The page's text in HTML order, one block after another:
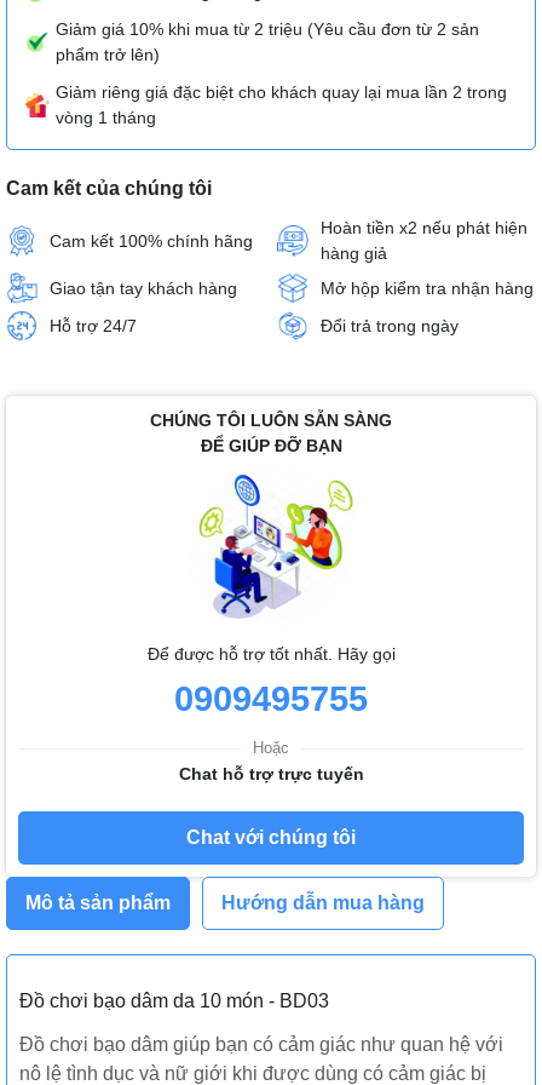
Giảm giá 10% khi mua từ 2 triệu (Yêu cầu đơn từ 2 sản
phẩm trở lên)
Giảm riêng giá đặc biệt cho khách quay lại mua lần 2 trong
vòng 1 tháng
Cam kết của chúng tôi
Cam kết 100% chính hãng
Hoàn tiền x2 nếu phát hiện
hàng giả
Giao tận tay khách hàng
Mở hộp kiểm tra nhận hàng
Hỗ trợ 24/7
Đổi trả trong ngày
CHÚNG TÔI LUÔN SẴN SÀNG
ĐỂ GIÚP ĐỠ BẠN
Để được hỗ trợ tốt nhất. Hãy gọi
0909495755
Hoặc
Chat hỗ trợ trực tuyến
Chat với chúng tôi
Mô tả sản phẩm Hướng dẫn mua hàng
Đồ chơi bạo dâm da 10 món - BD03
Đồ chơi bạo dâm giúp bạn có cảm giác như quan hệ với
nô lệ tình dục và nữ giới khi được dùng có cảm giác bị